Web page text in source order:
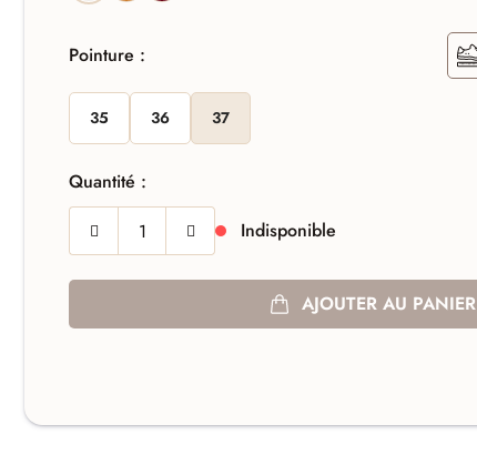
Pointure :
35 36 37
Quantité :
Indisponible
AJOUTER AU PANIER